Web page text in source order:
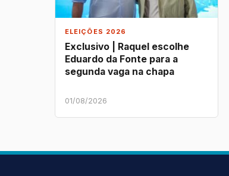
ELEIÇÕES 2026
Exclusivo | Raquel escolhe
Eduardo da Fonte para a
segunda vaga na chapa
01/08/2026